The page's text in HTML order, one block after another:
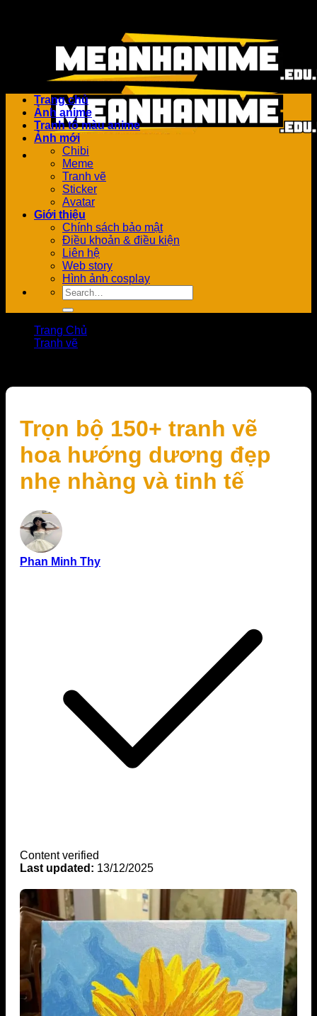
Trang chủ
Ảnh anime
Tranh tô màu anime
Ảnh mới
Chibi
Meme
Tranh vẽ
Sticker
Avatar
Giới thiệu
Chính sách bảo mật
Điều khoản & điều kiện
Liên hệ
Web story
Hình ảnh cosplay
Trang Chủ
Tranh vẽ
Trọn bộ 150+ tranh vẽ
hoa hướng dương đẹp
nhẹ nhàng và tinh tế
Phan Minh Thy
Content verified
Last updated: 13/12/2025